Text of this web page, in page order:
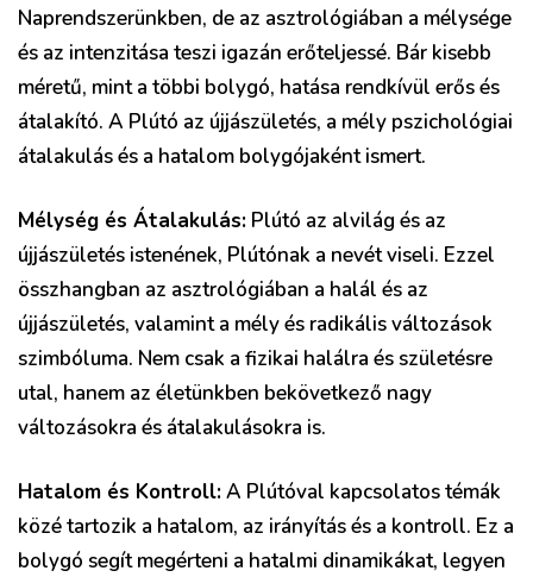
Naprendszerünkben, de az asztrológiában a mélysége
és az intenzitása teszi igazán erőteljessé. Bár kisebb
méretű, mint a többi bolygó, hatása rendkívül erős és
átalakító. A Plútó az újjászületés, a mély pszichológiai
átalakulás és a hatalom bolygójaként ismert.
Mélység és Átalakulás: Plútó az alvilág és az
újjászületés istenének, Plútónak a nevét viseli. Ezzel
összhangban az asztrológiában a halál és az
újjászületés, valamint a mély és radikális változások
szimbóluma. Nem csak a fizikai halálra és születésre
utal, hanem az életünkben bekövetkező nagy
változásokra és átalakulásokra is.
Hatalom és Kontroll:A Plútóval kapcsolatos témák
közé tartozik a hatalom, az irányítás és a kontroll. Ez a
bolygó segít megérteni a hatalmi dinamikákat, legyen